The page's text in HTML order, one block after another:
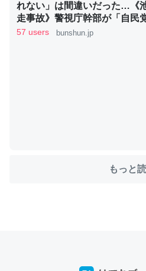
ちょうど同じ理由でEcho
とかSpotifyを支払う孝行もで
り時間を日数にすると1週間と
それを実質100倍以上に伸ば
─たまにLINEするくらいだった遠方
コミュニケーションが劇的に変化し
れない」は間違いだった…《
走事故》警視庁幹部が「自民
員」に呼び出されても逮捕を
57 users bunshun.jp
もっと